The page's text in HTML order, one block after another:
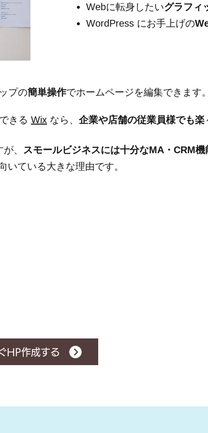
Webに転身したいグラフィ
WordPress にお手上げの
プの簡単操作でホームページを編集できます。
きる Wix なら、 企業や店舗の従業員様でも楽
、 スモールビジネスには十分なMA・CRM機
いている大きな理由です。
HP作成する